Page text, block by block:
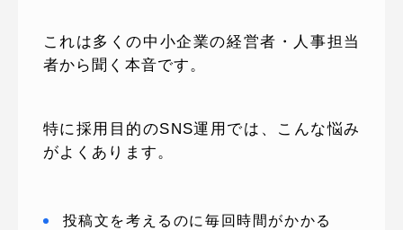
これは多くの中小企業の経営者・人事担当
者から聞く本音です。
特に採用目的のSNS運用では、こんな悩み
がよくあります。
投稿文を考えるのに毎回時間がかかる